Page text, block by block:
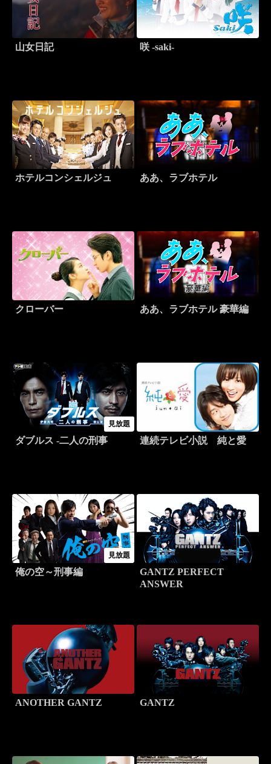
山女日記 咲 -saki-
ホテルコンシェルジュ ああ、ラブホテル
クローバー ああ、ラブホテル 豪華編
見放題
ダブルス -二人の刑事 連続テレビ小説 純と愛
見放題
俺の空～刑事編
GANTZ PERFECT
ANSWER
ANOTHER GANTZ GANTZ